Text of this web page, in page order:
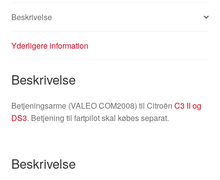
Beskrivelse
Yderligere information
Beskrivelse
Betjeningsarme (VALEO COM2008) til Citroën C3 II og
DS3. Betjening til fartpilot skal købes separat.
Beskrivelse